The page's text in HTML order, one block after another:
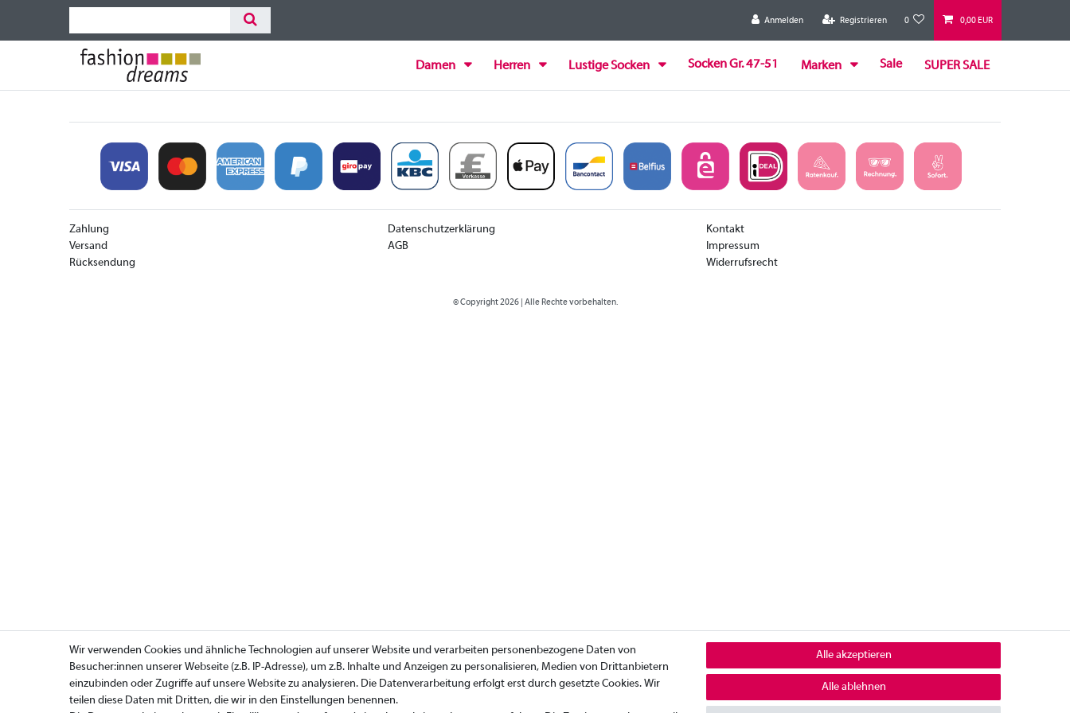
Anmelden Registrieren 0 0,00 EUR
Damen Herren Lustige Socken Socken Gr. 47-51 Marken Sale SUPER SALE
Zahlung
Versand
Rücksendung
Datenschutzerklärung
AGB
Kontakt
Impressum
Widerrufsrecht
© Copyright 2026 | Alle Rechte vorbehalten.
Wir verwenden Cookies und ähnliche Technologien auf unserer Website und verarbeiten personenbezogene Daten von
Besucher:innen unserer Webseite (z.B. IP-Adresse), um z.B. Inhalte und Anzeigen zu personalisieren, Medien von Drittanbietern
einzubinden oder Zugriffe auf unsere Website zu analysieren. Die Datenverarbeitung erfolgt erst durch gesetzte Cookies. Wir
teilen diese Daten mit Dritten, die wir in den Einstellungen benennen.
Alle akzeptieren
Alle ablehnen